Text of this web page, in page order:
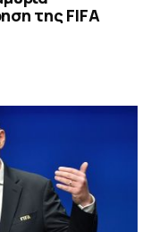
της FIFA